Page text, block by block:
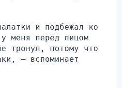
и подбежал ко
меня перед лицом
тронул, потому что
— вспоминает